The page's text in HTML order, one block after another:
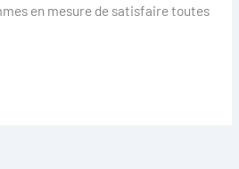
en mesure de satisfaire toutes